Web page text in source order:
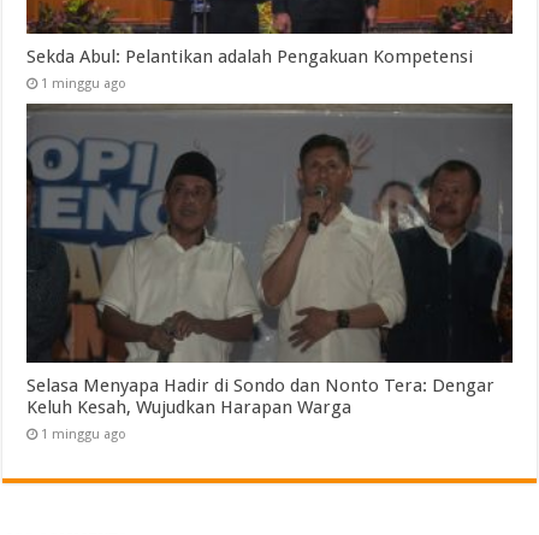
Sekda Abul: Pelantikan adalah Pengakuan Kompetensi
1 minggu ago
Selasa Menyapa Hadir di Sondo dan Nonto Tera: Dengar
Keluh Kesah, Wujudkan Harapan Warga
1 minggu ago